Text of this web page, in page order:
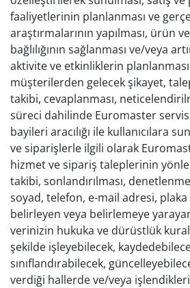
faaliyetlerinin planlanması ve
araştırmalarının yapılması, ürün
bağlılığının sağlanması ve/veya
aktivite ve etkinliklerin planlanması
müşterilerden gelecek şikayet,
takibi, cevaplanması,
süreci dahilinde Euromaster
bayileri aracılığı ile kullanıcılara
ve siparişlerle ilgili olarak
hizmet ve sipariş taleplerinin
takibi, sonlandırılması,
soyad, telefon, e-mail adresi,
belirleyen veya belirlemeye
verinizin hukuka ve dürüstlük
şekilde işleyebilecek,
sınıflandırabilecek,
verdiği hallerde ve/veya işlendikleri